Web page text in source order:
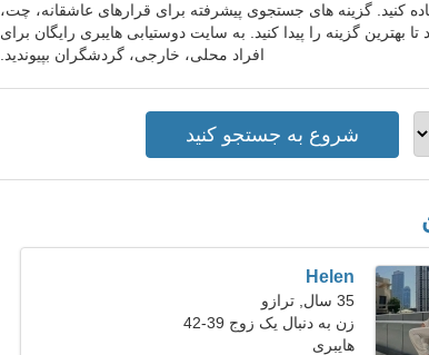
کنید. گزینه های جستجوی پیشرفته برای قرارهای عاشقانه، چت،
گزینه را پیدا کنید. به سایت دوستیابی هایبری رایگان برای
افراد محلی، خارجی، گردشگران بپیوندید.
Helen
35 سال, ترازو
زن به دنبال یک زوج 39-42
هایبری